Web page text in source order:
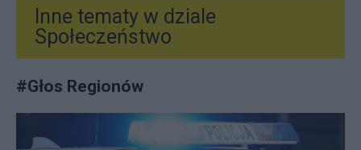
Inne tematy w dziale
Społeczeństwo
#Głos Regionów